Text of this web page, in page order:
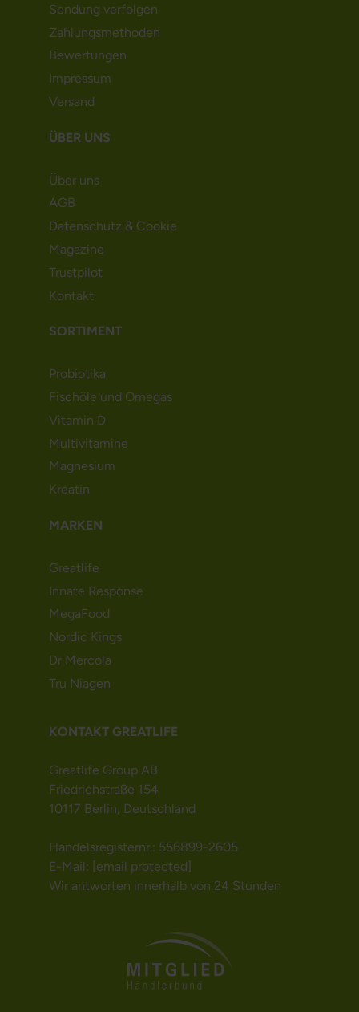
Sendung verfolgen
Zahlungsmethoden
Bewertungen
Impressum
Versand
ÜBER UNS
Über uns
AGB
Datenschutz & Cookie
Magazine
Trustpilot
Kontakt
SORTIMENT
Probiotika
Fischöle und Omegas
Vitamin D
Multivitamine
Magnesium
Kreatin
MARKEN
Greatlife
Innate Response
MegaFood
Nordic Kings
Dr Mercola
Tru Niagen
KONTAKT GREATLIFE
Greatlife Group AB
Friedrichstraße 154
10117 Berlin, Deutschland
Handelsregisternr.: 556899-2605
E-Mail: [email protected]
Wir antworten innerhalb von 24 Stunden